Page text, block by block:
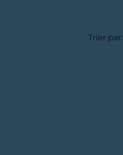
Trier par: